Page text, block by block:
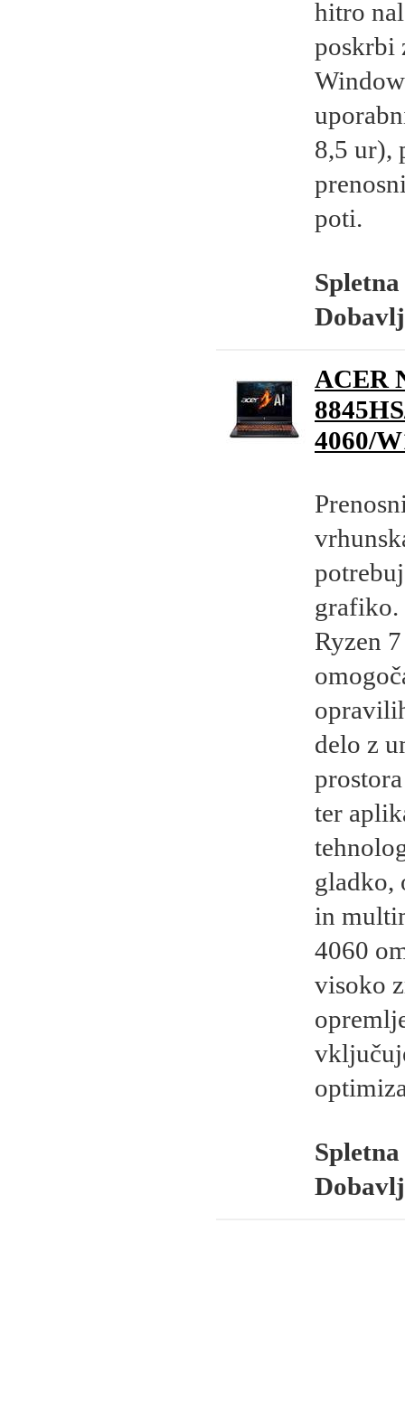
hitro
poskrbi
8,5 ur),
poti.
ACER
4060/
grafiko.
Ryzen
delo z
ter
gladko,
in
4060
visoko